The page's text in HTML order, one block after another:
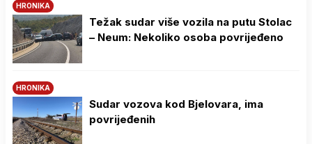
HRONIKA
Težak sudar više vozila na putu Stolac
– Neum: Nekoliko osoba povrijeđeno
HRONIKA
Sudar vozova kod Bjelovara, ima
povrijeđenih